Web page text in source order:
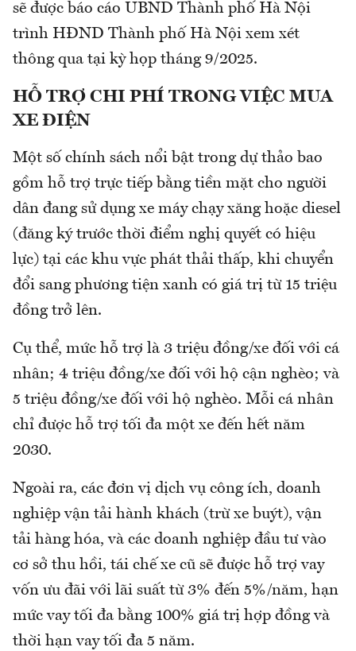
sẽ được báo cáo UBND Thành phố Hà Nội
trình HĐND Thành phố Hà Nội xem xét
thông qua tại kỳ họp tháng 9/2025.
HỖ TRỢ CHI PHÍ TRONG VIỆC MUA
XE ĐIỆN
Một số chính sách nổi bật trong dự thảo bao
gồm hỗ trợ trực tiếp bằng tiền mặt cho người
dân đang sử dụng xe máy chạy xăng hoặc diesel
(đăng ký trước thời điểm nghị quyết có hiệu
lực) tại các khu vực phát thải thấp, khi chuyển
đổi sang phương tiện xanh có giá trị từ 15 triệu
đồng trở lên.
Cụ thể, mức hỗ trợ là 3 triệu đồng/xe đối với cá
nhân; 4 triệu đồng/xe đối với hộ cận nghèo; và
5 triệu đồng/xe đối với hộ nghèo. Mỗi cá nhân
chỉ được hỗ trợ tối đa một xe đến hết năm
2030.
Ngoài ra, các đơn vị dịch vụ công ích, doanh
nghiệp vận tải hành khách (trừ xe buýt), vận
tải hàng hóa, và các doanh nghiệp đầu tư vào
cơ sở thu hồi, tái chế xe cũ sẽ được hỗ trợ vay
vốn ưu đãi với lãi suất từ 3% đến 5%/năm, hạn
mức vay tối đa bằng 100% giá trị hợp đồng và
thời hạn vay tối đa 5 năm.